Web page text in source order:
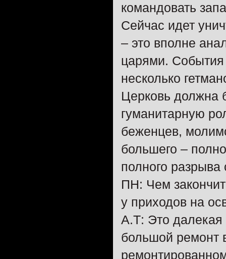
командовать
Сейчас идет
– это вполне
царями.
несколько
Церковь должна
гуманитарную
беженцев,
большего –
полного
ПН: Чем
у приходов на
А.Т: Это далекая
большой ремонт